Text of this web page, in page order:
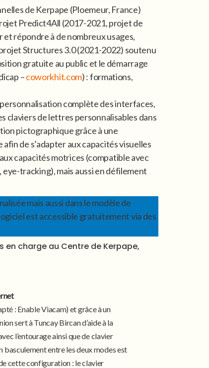
de Kerpape (Ploemeur, France)
Predict4All (2017-2021, projet de
répondre à de nombreux usages,
Structures 3.0 (2021-2022) soutenu
gratuite au public et le démarrage
–coworkhit.com) : formations,
complète des interfaces,
claviers de lettres personnalisables dans
pictographique grâce à une
de s’adapter aux capacités visuelles
capacités motrices (compatible avec
tracking), mais aussi en défilement
mais aussi dans le modèle de
est accessible gratuitement via des
en charge au Centre de Kerpape,
: Enable Viacam) et grâce à un
sert à Tuncay Bircan d’aide à la
l’entourage ainsi que de clavier
basculement entre les deux modes est
cette configuration : le clavier